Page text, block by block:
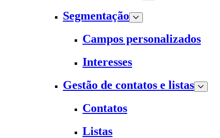
Segmentação
Campos personalizados
Interesses
Gestão de contatos e listas
Contatos
Listas